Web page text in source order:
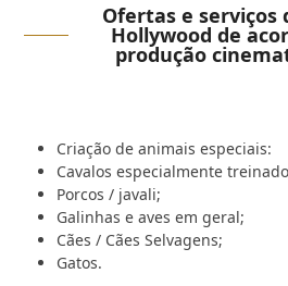
Ofertas e serviços
Hollywood de
produção
Criação de animais especiais:
Cavalos especialmente
Porcos / javali;
Galinhas e aves em geral;
Cães / Cães Selvagens;
Gatos.